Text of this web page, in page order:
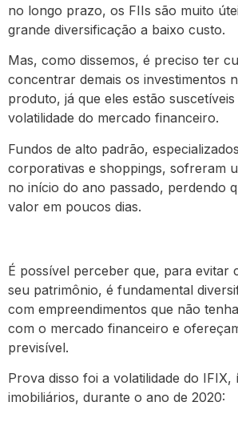
no longo prazo, os FIIs são muito
grande diversificação a baixo custo.
Mas, como dissemos, é preciso ter
concentrar demais os investimentos
produto, já que eles estão suscetíveis
volatilidade do mercado financeiro.
Fundos de alto padrão,
corporativas e shoppings, sofreram
no início do ano passado, perdendo
valor em poucos dias.
É possível perceber que, para evitar
seu patrimônio, é fundamental
com empreendimentos que não
com o mercado financeiro e
previsível.
Prova disso foi a volatilidade do IFIX,
imobiliários, durante o ano de 2020: